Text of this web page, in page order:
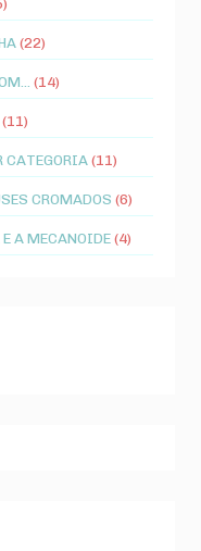
(22)
(14)
(11)
CATEGORIA (11)
CROMADOS (6)
A MECANOIDE(4)